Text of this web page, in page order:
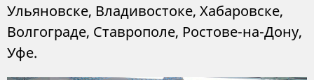
Ульяновске, Владивостоке, Хабаровске,
Волгограде, Ставрополе, Ростове-на-Дону,
Уфе.